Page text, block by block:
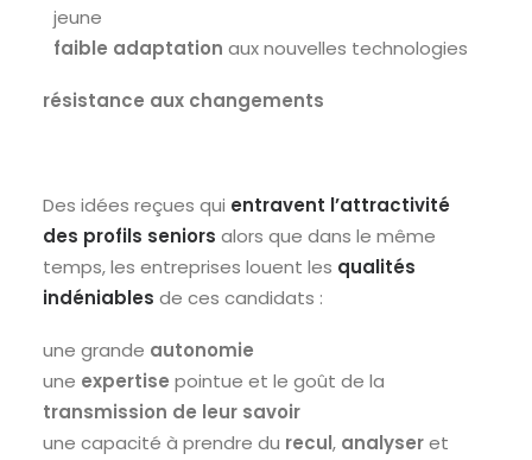
jeune
faible adaptation aux nouvelles technologies
résistance aux changements
Des idées reçues qui entravent l’attractivité
des profils seniors alors que dans le même
temps, les entreprises louent les qualités
indéniables de ces candidats :
une grande autonomie
une expertise pointue et le goût de la
transmission de leur savoir
une capacité à prendre du recul, analyseret